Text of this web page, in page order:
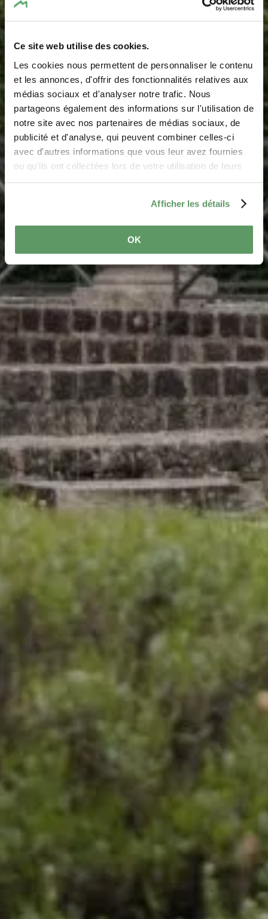
Ce site web utilise des cookies.
Les cookies nous permettent de personnaliser le contenu
et les annonces, d'offrir des fonctionnalités relatives aux
médias sociaux et d'analyser notre trafic. Nous
partageons également des informations sur l'utilisation de
notre site avec nos partenaires de médias sociaux, de
publicité et d'analyse, qui peuvent combiner celles-ci
avec d'autres informations que vous leur avez fournies
ou qu'ils ont collectées lors de votre utilisation de leurs
Afficher les détails
OK
Archeologie